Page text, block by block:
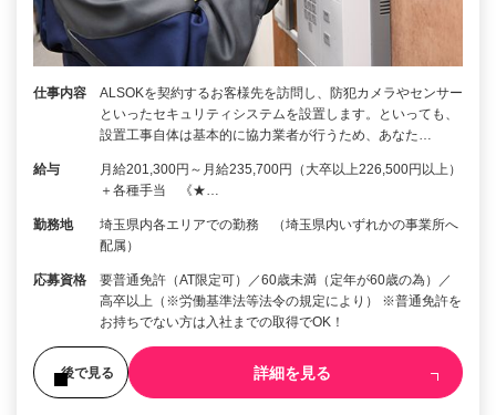
仕事内容
ALSOKを契約するお客様先を訪問し、防犯カメラやセンサー
といったセキュリティシステムを設置します。といっても、
設置工事自体は基本的に協力業者が行うため、あなた…
給与
月給201,300円～月給235,700円（大卒以上226,500円以上）
＋各種手当 《★…
勤務地
埼玉県内各エリアでの勤務 （埼玉県内いずれかの事業所へ
配属）
応募資格
要普通免許（AT限定可）／60歳未満（定年が60歳の為）／
高卒以上（※労働基準法等法令の規定により） ※普通免許を
お持ちでない方は入社までの取得でOK！
後で見る 詳細を見る